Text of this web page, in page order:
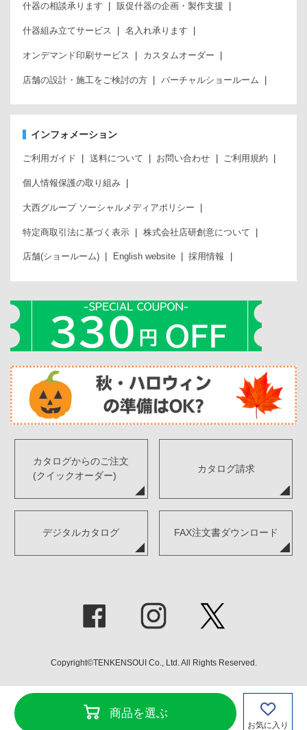
商品を選ぶ
お気に入り
什器の相談承ります 販促什器の企画・製作支援
什器組み立てサービス 名入れ承ります
オンデマンド印刷サービス カスタムオーダー
店舗の設計・施工をご検討の方 バーチャルショールーム
インフォメーション
ご利用ガイド 送料について お問い合わせ ご利用規約
個人情報保護の取り組み
大西グループ ソーシャルメディアポリシー
特定商取引法に基づく表示 株式会社店研創意について
店舗(ショールーム) English website 採用情報
カタログからのご注文
(クイックオーダー)
カタログ請求
デジタルカタログ FAX注文書ダウンロード
Copyright©TENKENSOUI Co., Ltd. All Rights Reserved.